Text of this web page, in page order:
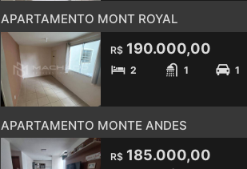
APARTAMENTO MONT ROYAL
R$190.000,00
2 1 1
APARTAMENTO MONTE ANDES
R$185.000,00